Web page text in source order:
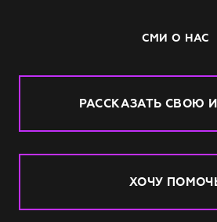
СМИ О НАС
РАССКАЗАТЬ СВОЮ
ХОЧУ